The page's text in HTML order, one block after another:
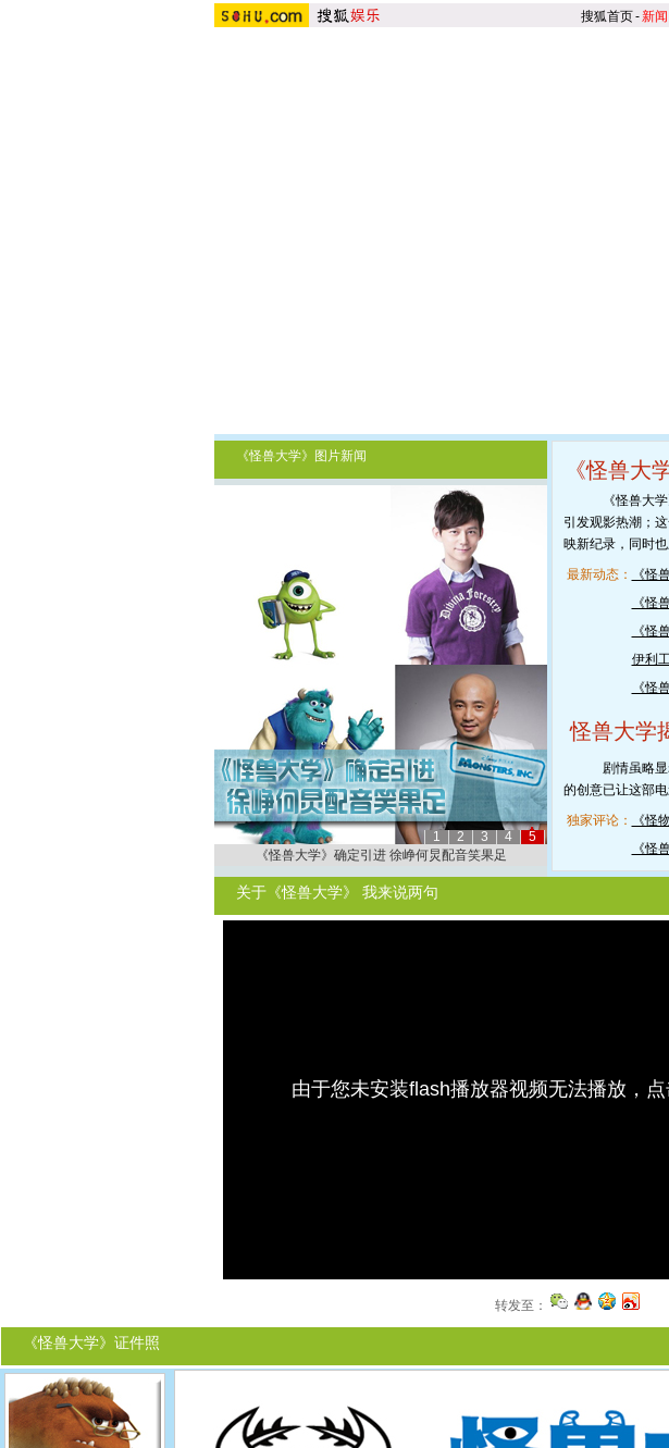
搜狐首页-新闻
《怪兽大学》图片新闻
1 2 3 4
5
徐峥何炅配音《怪兽大学》 称儿童看需心理辅导
《怪兽大
《怪兽大学》
引发观影热潮；
映新纪录，同时
最新动态：
《怪
《怪
《怪
伊利
《怪
怪兽大学
剧情虽略显老
的创意已让这部
独家评论：
《怪
《怪
关于《怪兽大学》 我来说两句
由于您未安装flash播放器视频无法播放，
转发至：
《怪兽大学》证件照